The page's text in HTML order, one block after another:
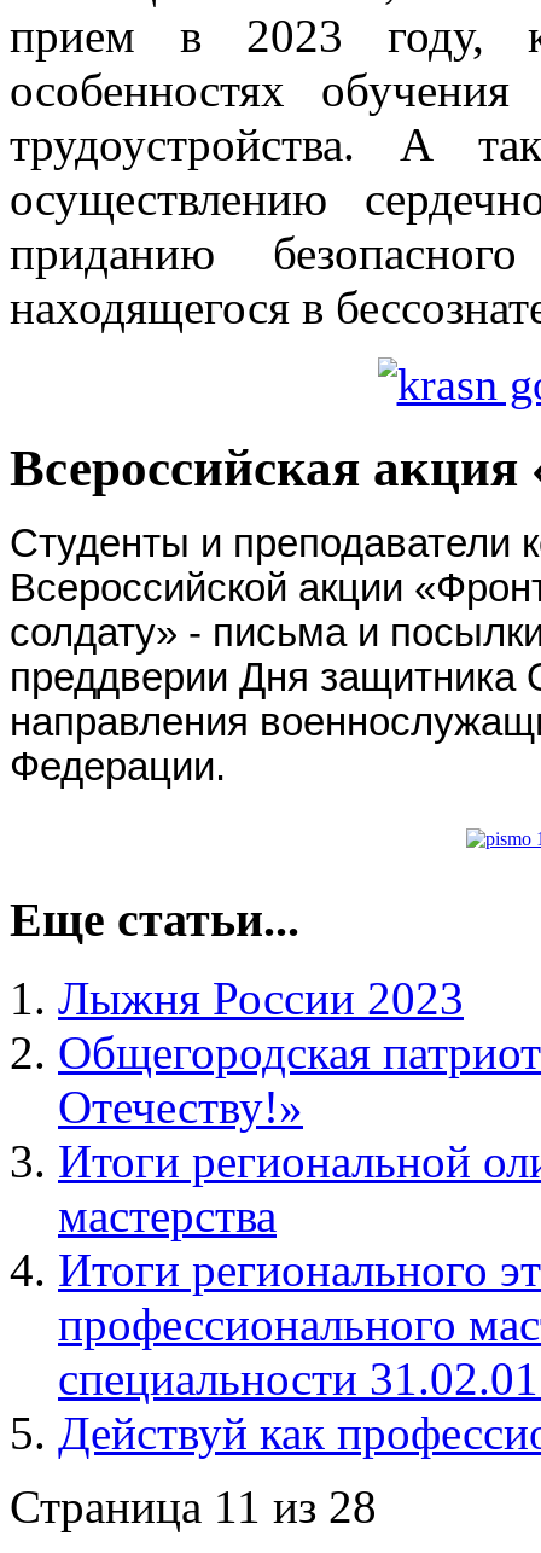
прием в 2023 году,
особенностях
трудоустройства. А
осуществлению
приданию
находящегося в
Всероссийская
Студенты и преподаватели
Всероссийской акции
солдату» - письма и
преддверии Дня защитника
направления
Федерации.
Еще статьи...
Лыжня России 2023
Общегородская
Отечеству!»
Итоги региональной
мастерства
Итоги регионального
профессионального
специальности
Действуй как
Страница 11 из 28